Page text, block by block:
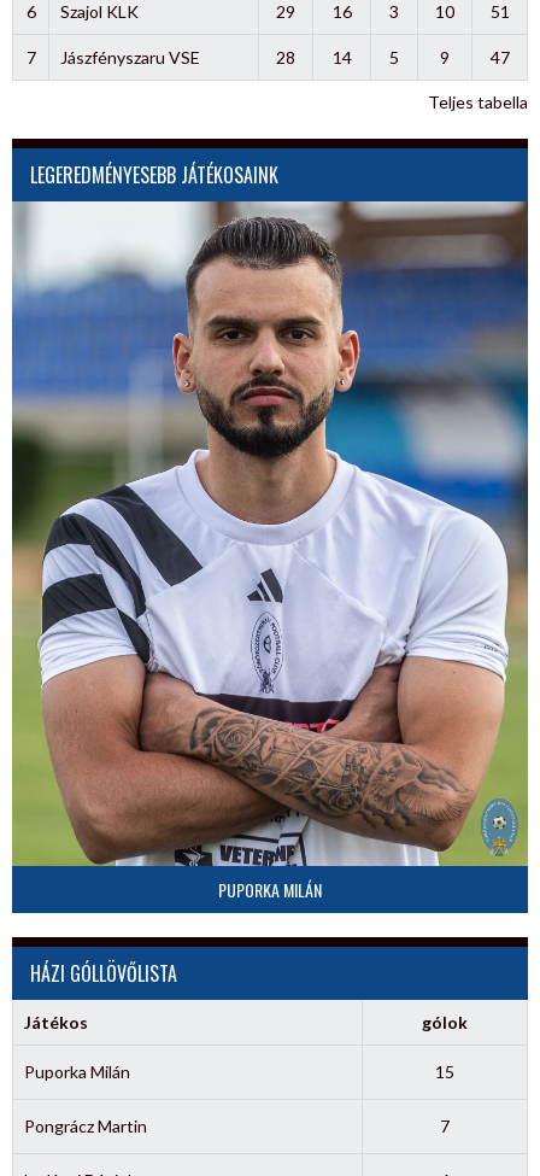
6 Szajol KLK 29 16 3 10 51
7 Jászfényszaru VSE 28 14 5 9 47
Teljes tabella
LEGEREDMÉNYESEBB JÁTÉKOSAINK
PUPORKA MILÁN
HÁZI GÓLLÖVŐLISTA
Játékos gólok
Puporka Milán 15
Pongrácz Martin 7